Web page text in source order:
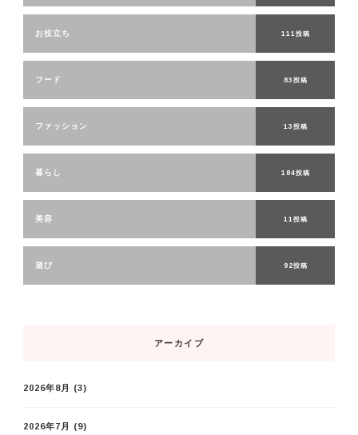
お役立ち 111投稿
フード 83投稿
ファッション 13投稿
暮らし 184投稿
美容 11投稿
遊び 92投稿
アーカイブ
2026年8月 (3)
2026年7月 (9)